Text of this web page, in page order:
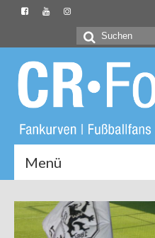
Suchen
Menü
Startseite
CR-Fotos.de